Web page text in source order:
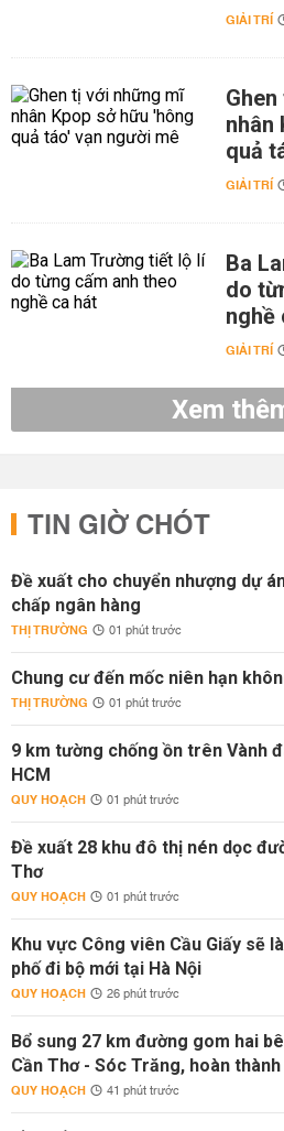
GIẢI TRÍ
nhân
quả
GIẢI TRÍ
Ba
do
nghề
GIẢI TRÍ
Xem
TIN GIỜ CHÓT
Đề xuất cho chuyển nhượng dự
chấp ngân hàng
THỊ TRƯỜNG 01 phút trước
Chung cư đến mốc niên hạn
THỊ TRƯỜNG 01 phút trước
9 km tường chống ồn trên Vành
HCM
QUY HOẠCH 01 phút trước
Đề xuất 28 khu đô thị nén dọc
Thơ
QUY HOẠCH 01 phút trước
Khu vực Công viên Cầu Giấy sẽ
phố đi bộ mới tại Hà Nội
QUY HOẠCH 26 phút trước
Bổ sung 27 km đường gom hai
Cần Thơ - Sóc Trăng, hoàn
QUY HOẠCH 41 phút trước